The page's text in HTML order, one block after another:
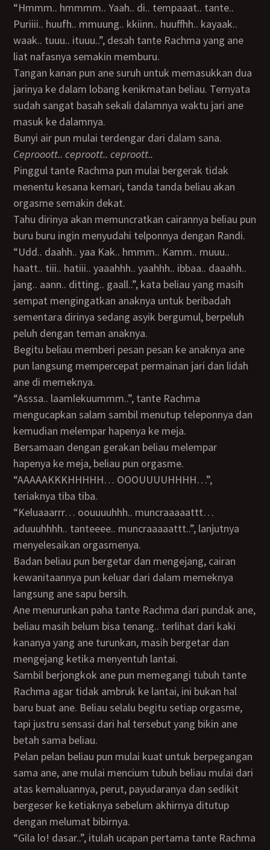
“Hmmm.. hmmmm.. Yaah.. di.. tempaaat.. tante..
Puriiii.. huufh.. mmuung.. kkiinn.. huuffhh.. kayaak..
waak.. tuuu.. ituuu..”, desah tante Rachma yang ane
liat nafasnya semakin memburu.
Tangan kanan pun ane suruh untuk memasukkan dua
jarinya ke dalam lobang kenikmatan beliau. Ternyata
sudah sangat basah sekali dalamnya waktu jari ane
masuk ke dalamnya.
Bunyi air pun mulai terdengar dari dalam sana.
Ceprooott.. ceproott.. ceproott..
Pinggul tante Rachma pun mulai bergerak tidak
menentu kesana kemari, tanda tanda beliau akan
orgasme semakin dekat.
Tahu dirinya akan memuncratkan cairannya beliau pun
buru buru ingin menyudahi telponnya dengan Randi.
“Udd.. daahh.. yaa Kak.. hmmm.. Kamm.. muuu..
haatt.. tiii.. hatiii.. yaaahhh.. yaahhh.. ibbaa.. daaahh..
jang.. aann.. ditting.. gaall..”, kata beliau yang masih
sempat mengingatkan anaknya untuk beribadah
sementara dirinya sedang asyik bergumul, berpeluh
peluh dengan teman anaknya.
Begitu beliau memberi pesan pesan ke anaknya ane
pun langsung mempercepat permainan jari dan lidah
ane di memeknya.
“Asssa.. laamlekuummm..”, tante Rachma
mengucapkan salam sambil menutup teleponnya dan
kemudian melempar hapenya ke meja.
Bersamaan dengan gerakan beliau melempar
hapenya ke meja, beliau pun orgasme.
“AAAAAKKKHHHHH… OOOUUUUHHHH…”,
teriaknya tiba tiba.
“Keluaaarrr… oouuuuhhh.. muncraaaaattt…
aduuuhhhh.. tanteeee.. muncraaaaattt..”, lanjutnya
menyelesaikan orgasmenya.
Badan beliau pun bergetar dan mengejang, cairan
kewanitaannya pun keluar dari dalam memeknya
langsung ane sapu bersih.
Ane menurunkan paha tante Rachma dari pundak ane,
beliau masih belum bisa tenang.. terlihat dari kaki
kananya yang ane turunkan, masih bergetar dan
mengejang ketika menyentuh lantai.
Sambil berjongkok ane pun memegangi tubuh tante
Rachma agar tidak ambruk ke lantai, ini bukan hal
baru buat ane. Beliau selalu begitu setiap orgasme,
tapi justru sensasi dari hal tersebut yang bikin ane
betah sama beliau.
Pelan pelan beliau pun mulai kuat untuk berpegangan
sama ane, ane mulai mencium tubuh beliau mulai dari
atas kemaluannya, perut, payudaranya dan sedikit
bergeser ke ketiaknya sebelum akhirnya ditutup
dengan melumat bibirnya.
“Gila lo! dasar..”, itulah ucapan pertama tante Rachma